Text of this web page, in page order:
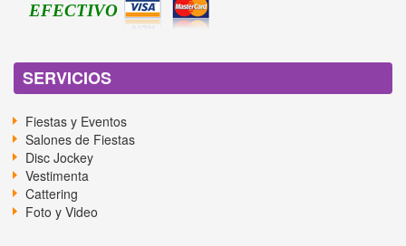
EFECTIVO
SERVICIOS
Fiestas y Eventos
Salones de Fiestas
Disc Jockey
Vestimenta
Cattering
Foto y Video